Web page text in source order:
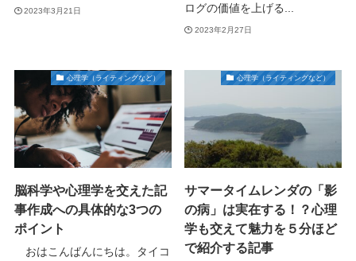
2023年3月21日 ログの価値を上げる...
2023年2月27日
心理学（ライティングなど）
脳科学や心理学を交えた記
事作成への具体的な3つの
ポイント
おはこんばんにちは。タイコ
心理学（ライティングなど）
サマータイムレンダの「影
の病」は実在する！？心理
学も交えて魅力を５分ほど
で紹介する記事